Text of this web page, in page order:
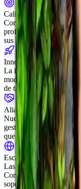
Calidad de grado
Construimos
profesionales de la
sus relaciones con
Innovación incansable
La industria de la
moderna. Empujamos
de trabajo que antes no
Alianza con el cliente
Nuestro éxito se mide
gestores de inversión
que generan resultados
Escalabilidad global
Las oportunidades de
Construimos para
soporte para